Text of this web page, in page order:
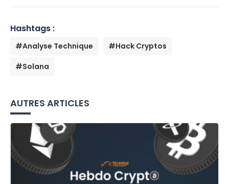
Hashtags :
#Analyse Technique
#Hack Cryptos
#Solana
AUTRES ARTICLES